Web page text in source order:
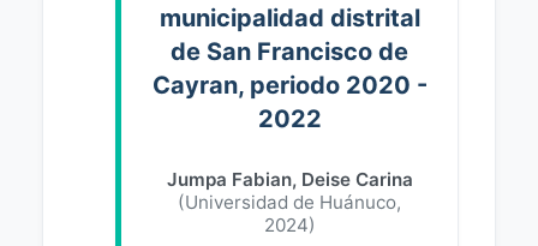
municipalidad distrital
de San Francisco de
Cayran, periodo 2020 -
2022
Jumpa Fabian, Deise Carina
(Universidad de Huánuco,
2024)